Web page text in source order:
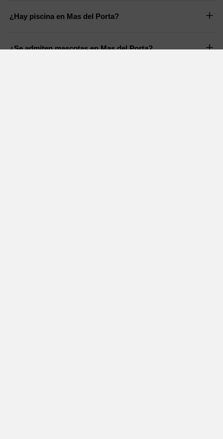
¿Hay piscina en Mas del Porta?
¿Se admiten mascotas en Mas del Porta?